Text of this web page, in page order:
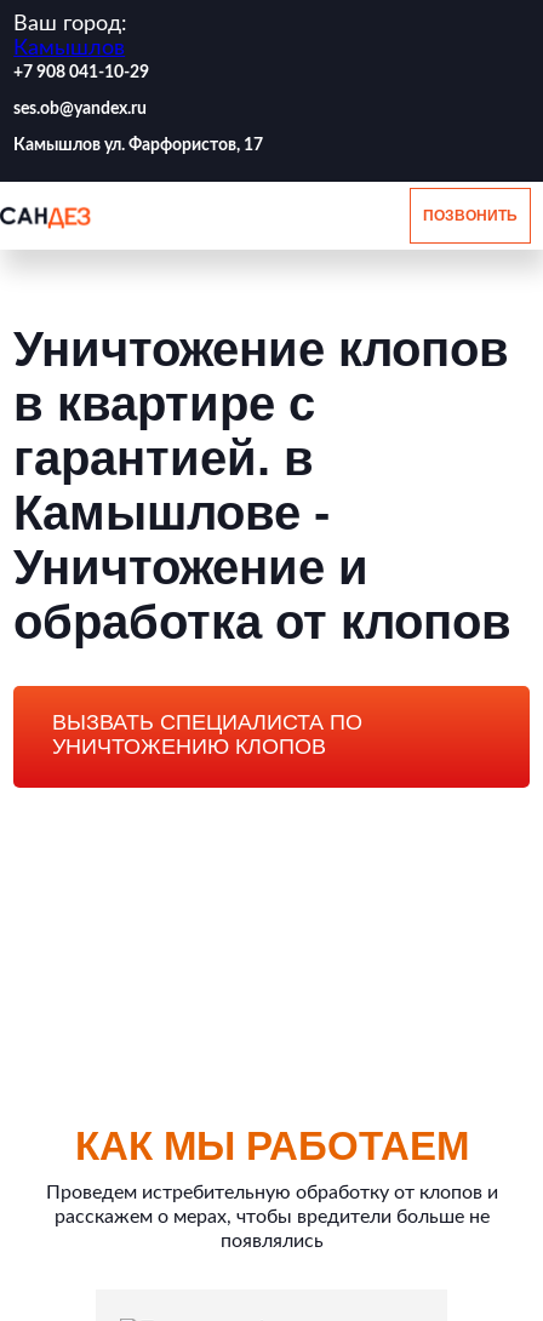
Ваш город:
Камышлов
‪+7 908 041-10-29
ses.ob@yandex.ru
Камышлов ул. Фарфористов, 17
ПОЗВОНИТЬ
Уничтожение клопов
в квартире с
гарантией. в
Камышлове -
Уничтожение и
обработка от клопов
ВЫЗВАТЬ СПЕЦИАЛИСТА ПО
УНИЧТОЖЕНИЮ КЛОПОВ
КАК МЫ РАБОТАЕМ
Проведем истребительную обработку от клопов и
расскажем о мерах, чтобы вредители больше не
появлялись